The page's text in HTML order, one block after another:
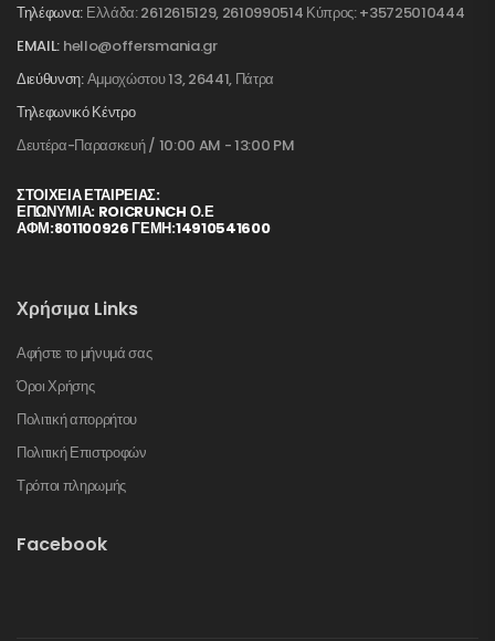
Τηλέφωνα: Ελλάδα: 2612615129, 2610990514 Κύπρος: +35725010444
EMAIL: hello@offersmania.gr
Διεύθυνση:Αμμοχώστου 13, 26441, Πάτρα
Τηλεφωνικό Κέντρο
Δευτέρα-Παρασκευή / 10:00 AM - 13:00 PM
ΣΤΟΙΧΕΊΑ ΕΤΑΙΡΕΊΑΣ:
ΕΠΩΝΥΜΙΑ: ROICRUNCH Ο.Ε
ΑΦΜ:801100926 ΓΕΜΗ:14910541600
Χρήσιμα Links
Αφήστε το μήνυμά σας
Όροι Χρήσης
Πολιτική απορρήτου
Πολιτική Επιστροφών
Τρόποι πληρωμής
Facebook